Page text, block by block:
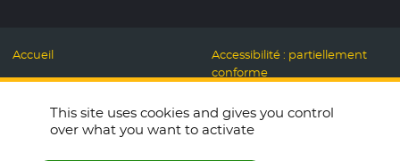
Accueil
Mentions légales
Données personnelles et
Cookies
Accessibilité : partiellement
conforme
Responsable
This site uses cookies and gives you control
over what you want to activate